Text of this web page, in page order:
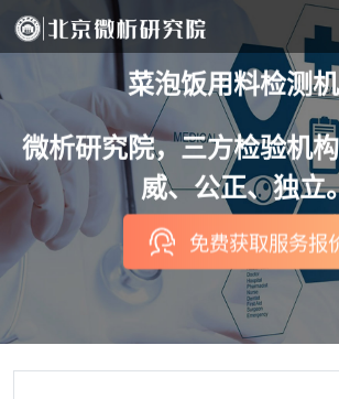
菜泡饭用料检测
微析研究院，三方检验机
威、公正、独立
免费获取服务报